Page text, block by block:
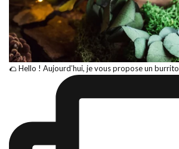
🌮 Hello ! Aujourd’hui, je vous propose un burrito